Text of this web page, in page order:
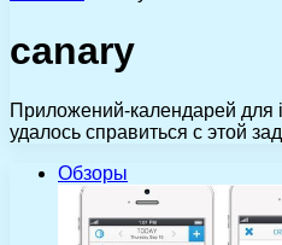
canary
Приложений-календарей для
удалось справиться с этой
Обзоры